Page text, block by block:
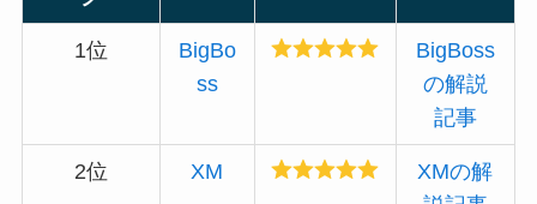
1位
BigBo
ss
BigBoss
の解説
記事
2位 XM
XMの解